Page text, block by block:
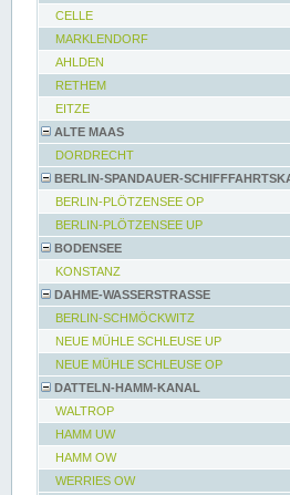
CELLE
MARKLENDORF
AHLDEN
RETHEM
EITZE
ALTE MAAS
DORDRECHT
BERLIN-SPANDAUER-
BERLIN-PLÖTZENSEE OP
BERLIN-PLÖTZENSEE UP
BODENSEE
KONSTANZ
DAHME-WASSERSTRASSE
BERLIN-SCHMÖCKWITZ
NEUE MÜHLE SCHLEUSE UP
NEUE MÜHLE SCHLEUSE OP
DATTELN-HAMM-KANAL
WALTROP
HAMM UW
HAMM OW
WERRIES OW